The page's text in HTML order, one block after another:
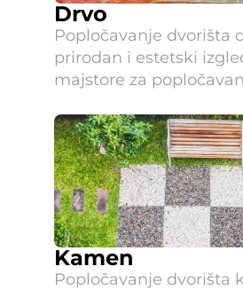
Drvo
Popločavanje dvorišta
prirodan i estetski
majstore za
Kamen
Popločavanje dvorišta